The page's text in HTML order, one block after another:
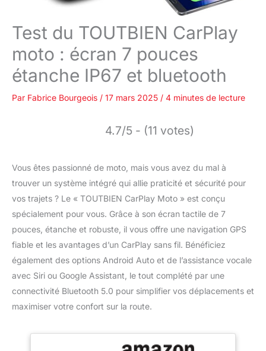
Test du TOUTBIEN CarPlay
moto : écran 7 pouces
étanche IP67 et bluetooth
Par Fabrice Bourgeois / 17 mars 2025 / 4 minutes de lecture
4.7/5 - (11 votes)
Vous êtes passionné de moto, mais vous avez du mal à
trouver un système intégré qui allie praticité et sécurité pour
vos trajets ? Le « TOUTBIEN CarPlay Moto » est conçu
spécialement pour vous. Grâce à son écran tactile de 7
pouces, étanche et robuste, il vous offre une navigation GPS
fiable et les avantages d’un CarPlay sans fil. Bénéficiez
également des options Android Auto et de l’assistance vocale
avec Siri ou Google Assistant, le tout complété par une
connectivité Bluetooth 5.0 pour simplifier vos déplacements et
maximiser votre confort sur la route.